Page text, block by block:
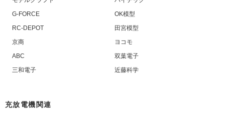
G-FORCE
OK模型
RC-DEPOT
田宮模型
京商
ヨコモ
ABC
双葉電子
三和電子
近藤科学
充放電機関連